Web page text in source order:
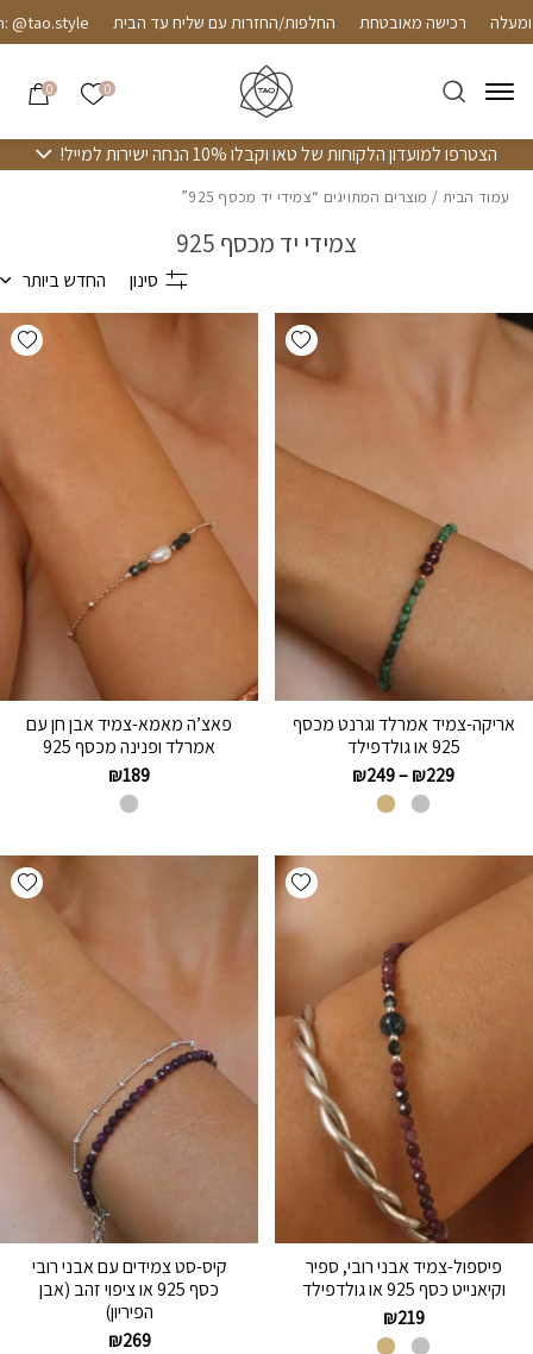
Skip to Contentרכישה מאובטחת החלפות/החזרות עם שליח עד הבית
0 הרשימה
0
הצטרפו למועדון הלקוחות של טאו וקבלו 10% הנחה ישירות למייל!
עמוד הבית / מוצרים המתויגים “צמידי יד מכסף 925”
צמידי יד מכסף 925
סינון החדש ביותר
Add wishlist
אריקה-צמיד אמרלד וגרנט מכסף
925 או גולדפילד
₪229
–
₪249
פאצ’ה מאמא-צמיד אבן חן עם
אמרלד ופנינה מכסף 925
₪189
Add wishlist
פיספול-צמיד אבני רובי, ספיר
וקיאנייט כסף 925 או גולדפילד
₪219
קיס-סט צמידים עם אבני רובי
כסף 925 או ציפוי זהב (אבן
הפיריון)
₪269
בחזרה למעלה